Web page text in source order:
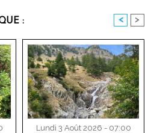
: < >
Lundi 3 Août 2026 - 07:00